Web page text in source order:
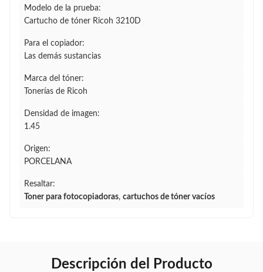
Modelo de la prueba:
Cartucho de tóner Ricoh 3210D
Para el copiador:
Las demás sustancias
Marca del tóner:
Tonerías de Ricoh
Densidad de imagen:
1.45
Origen:
PORCELANA
Resaltar:
Toner para fotocopiadoras, cartuchos de tóner vacíos
Descripción del Producto